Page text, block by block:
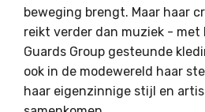
beweging brengt. Maar haar
reikt verder dan muziek - met
Guards Group gesteunde
ook in de modewereld haar
haar eigenzinnige stijl en